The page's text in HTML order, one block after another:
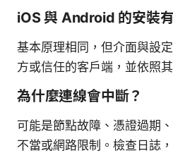
iOS 與 Android 的安裝
基本原理相同，但介面與設
方或信任的客戶端，並依照
為什麼連線會中斷？
可能是節點故障、憑證過期
不當或網路限制。檢查日誌